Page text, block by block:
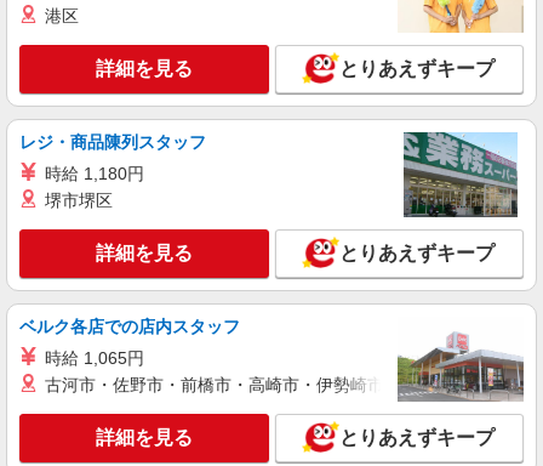
港区
詳細を見る とりあえずキープ
レジ・商品陳列スタッフ
時給 1,180円
堺市堺区
詳細を見る とりあえずキープ
ベルク各店での店内スタッフ
時給 1,065円
古河市・佐野市・前橋市・高崎市・伊勢崎市・太田市・館林市
詳細を見る とりあえずキープ